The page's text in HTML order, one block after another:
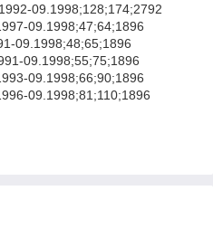
09.1998;128;174;2792
09.1998;47;64;1896
09.1998;48;65;1896
09.1998;55;75;1896
09.1998;66;90;1896
09.1998;81;110;1896